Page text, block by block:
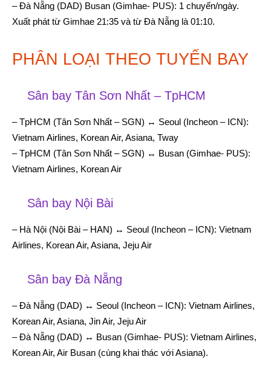
– Đà Nẵng (DAD) Busan (Gimhae- PUS): 1 chuyến/ngày.
Xuất phát từ Gimhae 21:35 và từ Đà Nẵng là 01:10.
PHÂN LOẠI THEO TUYẾN BAY
Sân bay Tân Sơn Nhất – TpHCM
– TpHCM (Tân Sơn Nhất – SGN) ↔ Seoul (Incheon – ICN):
Vietnam Airlines, Korean Air, Asiana, Tway
– TpHCM (Tân Sơn Nhất – SGN) ↔ Busan (Gimhae- PUS):
Vietnam Airlines, Korean Air
Sân bay Nội Bài
– Hà Nội (Nội Bài – HAN) ↔ Seoul (Incheon – ICN): Vietnam
Airlines, Korean Air, Asiana, Jeju Air
Sân bay Đà Nẵng
– Đà Nẵng (DAD) ↔ Seoul (Incheon – ICN): Vietnam Airlines,
Korean Air, Asiana, Jin Air, Jeju Air
– Đà Nẵng (DAD) ↔ Busan (Gimhae- PUS): Vietnam Airlines,
Korean Air, Air Busan (cùng khai thác với Asiana).